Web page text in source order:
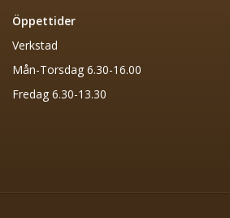
Öppettider
Verkstad
Mån-Torsdag 6.30-16.00
Fredag 6.30-13.30